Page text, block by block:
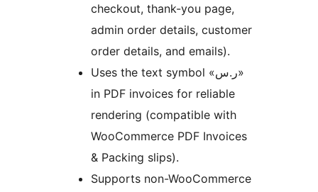
checkout, thank-you page,
admin order details, customer
order details, and emails).
Uses the text symbol «ر.س»
in PDF invoices for reliable
rendering (compatible with
WooCommerce PDF Invoices
& Packing slips).
Supports non-WooCommerce